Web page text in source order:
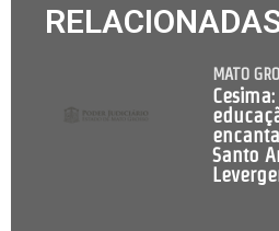
MATO
Santo